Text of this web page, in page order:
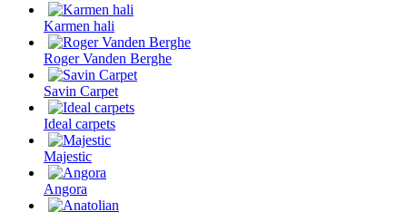
Karmen hali
Roger Vanden Berghe
Savin Carpet
Ideal carpets
Majestic
Angora